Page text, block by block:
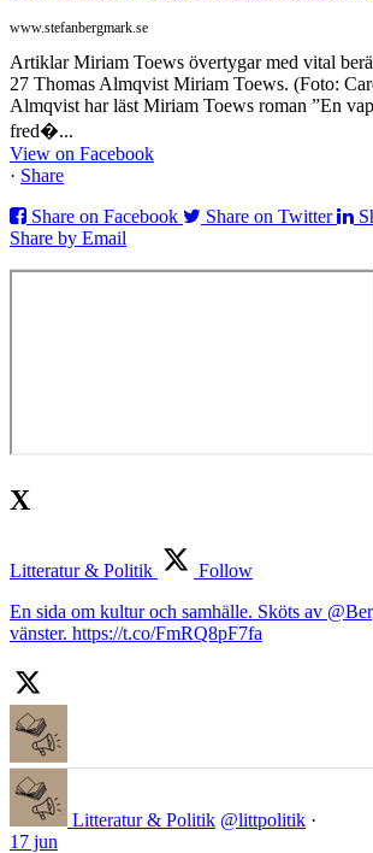
www.stefanbergmark.se
Artiklar Miriam Toews övertygar med vital
27 Thomas Almqvist Miriam Toews. (Foto:
Almqvist har läst Miriam Toews roman ”En
fred�...
View on Facebook
· Share
Share on Facebook
Share on Twitter
Share by Email
X
Litteratur & Politik
Follow
En sida om kultur och samhälle. Sköts av
vänster. https://t.co/FmRQ8pF7fa
Litteratur & Politik @littpolitik ·
17 jun